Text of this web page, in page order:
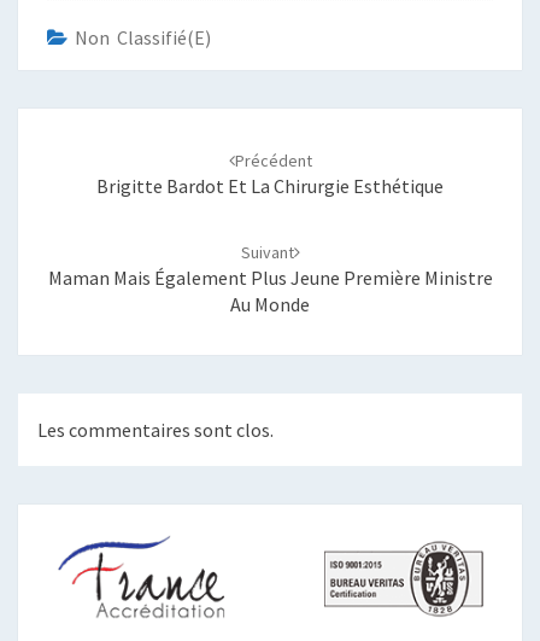
Non Classifié(e)
Précédent
Brigitte Bardot Et La Chirurgie Esthétique
Suivant
Maman Mais Également Plus Jeune Première Ministre
Au Monde
Les commentaires sont clos.